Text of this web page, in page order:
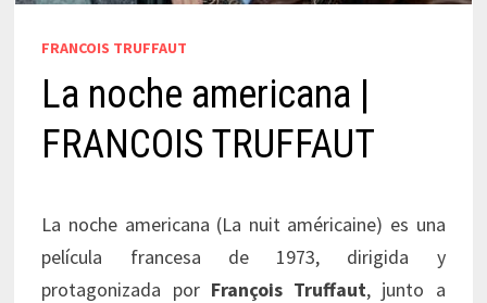
FRANCOIS TRUFFAUT
La noche americana |
FRANCOIS TRUFFAUT
La noche americana (La nuit américaine) es una
película francesa de 1973, dirigida y
protagonizada por François Truffaut, junto a